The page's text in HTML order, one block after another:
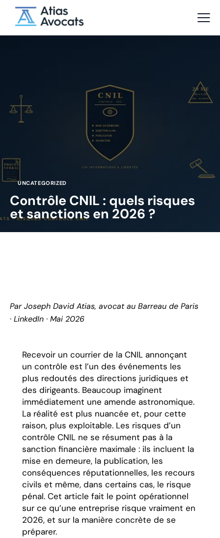
UNCATEGORIZED
Contrôle CNIL : quels risques
et sanctions en 2026 ?
ParJoseph David Atias, avocat au Barreau de Paris
· LinkedIn · Mai 2026
Recevoir un courrier de la CNIL annonçant
un contrôle est l’un des événements les
plus redoutés des directions juridiques et
des dirigeants. Beaucoup imaginent
immédiatement une amende astronomique.
La réalité est plus nuancée et, pour cette
raison, plus exploitable. Les risques d’un
contrôle CNIL ne se résument pas à la
sanction financière maximale : ils incluent la
mise en demeure, la publication, les
conséquences réputationnelles, les recours
civils et même, dans certains cas, le risque
pénal. Cet article fait le point opérationnel
sur ce qu’une entreprise risque vraiment en
2026, et sur la manière concrète de se
préparer.